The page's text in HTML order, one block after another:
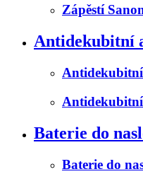
Zápěstí
Antidekubitní
Baterie do
Baterie do